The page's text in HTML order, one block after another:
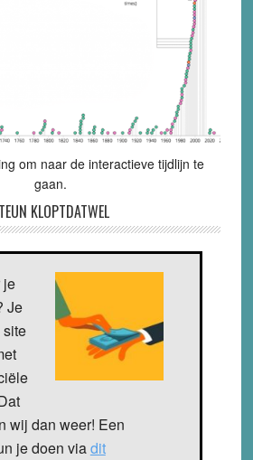
om naar de interactieve tijdlijn te
gaan.
KLOPTDATWEL
je
Je
site
wij dan weer! Een
je doen viadit